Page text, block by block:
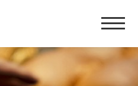
홈
이
지